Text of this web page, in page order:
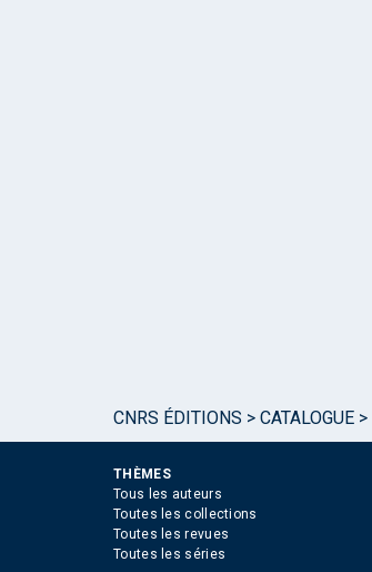
CNRS ÉDITIONS > CATALOGUE >
THÈMES
Tous les auteurs
Toutes les collections
Toutes les revues
Toutes les séries